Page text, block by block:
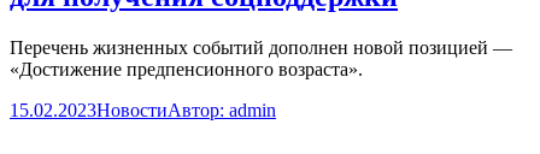
Перечень жизненных событий дополнен новой позицией —
«Достижение предпенсионного возраста».
15.02.2023НовостиАвтор: admin